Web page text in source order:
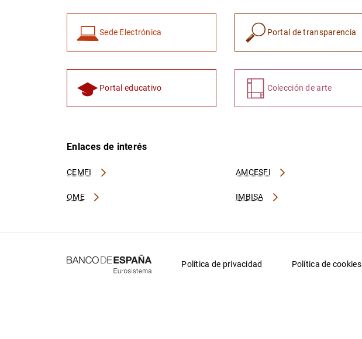
Sede Electrónica Portal de transparencia
Portal educativo Colección de arte
Enlaces de interés
CEMFI AMCESFI
OME IMBISA
Política de privacidad Política de cookies